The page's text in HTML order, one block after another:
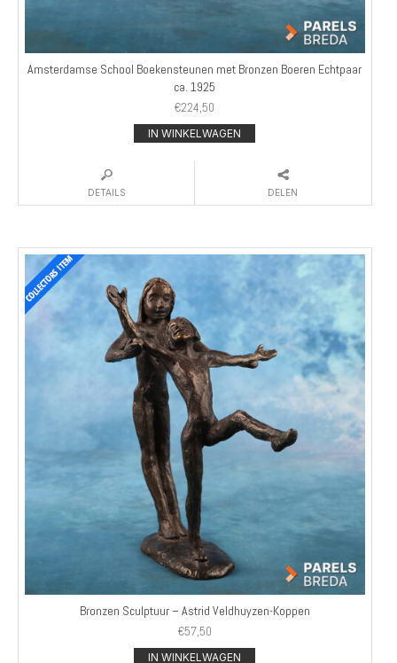
Amsterdamse School Boekensteunen met Bronzen Boeren Echtpaar
ca. 1925
€224,50
IN WINKELWAGEN
DETAILS DELEN
Bronzen Sculptuur – Astrid Veldhuyzen-Koppen
€57,50
IN WINKELWAGEN